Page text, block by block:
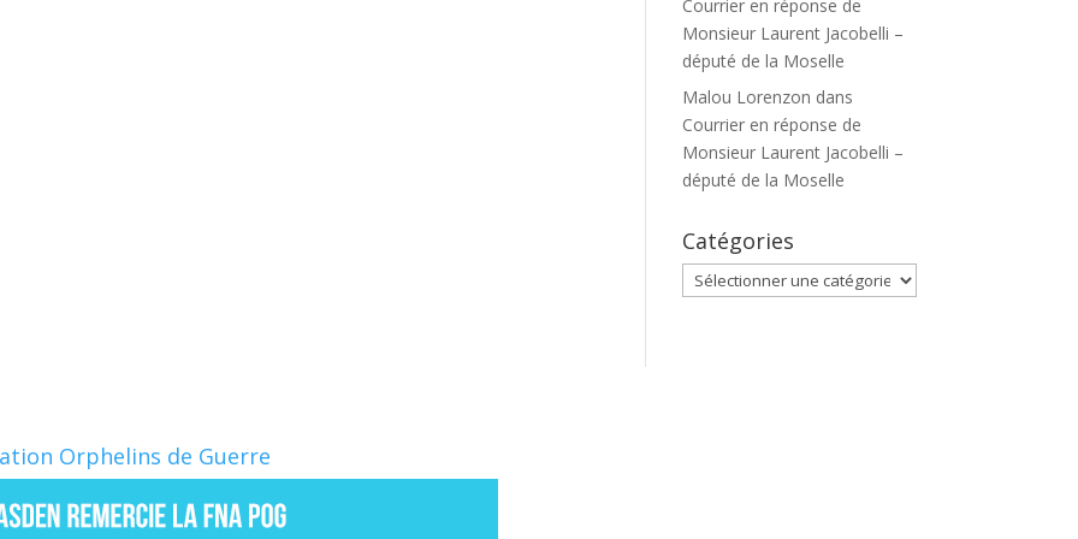
Courrier en réponse de
Monsieur Laurent Jacobelli –
député de la Moselle
Malou Lorenzon dans
Courrier en réponse de
Monsieur Laurent Jacobelli –
député de la Moselle
Catégories
Catégories
Orphelins de Guerre